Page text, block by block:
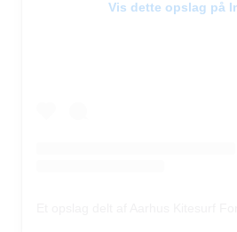
Vis dette opslag på